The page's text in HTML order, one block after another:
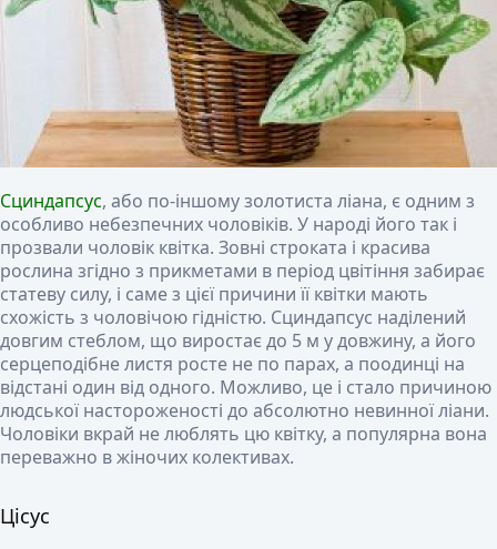
Сциндапсус, або по-іншому золотиста ліана, є одним з
особливо небезпечних чоловіків. У народі його так і
прозвали чоловік квітка. Зовні строката і красива
рослина згідно з прикметами в період цвітіння забирає
статеву силу, і саме з цієї причини її квітки мають
схожість з чоловічою гідністю. Сциндапсус наділений
довгим стеблом, що виростає до 5 м у довжину, а його
серцеподібне листя росте не по парах, а поодинці на
відстані один від одного. Можливо, це і стало причиною
людської настороженості до абсолютно невинної ліани.
Чоловіки вкрай не люблять цю квітку, а популярна вона
переважно в жіночих колективах.
Цісус